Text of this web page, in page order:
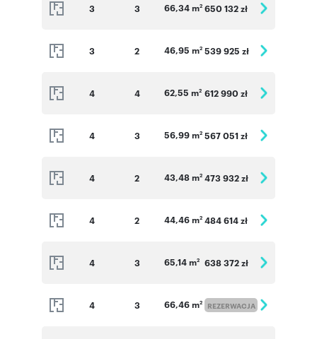
3 3 66,34 m2 650 132 zł
3 2 46,95 m2 539 925 zł
4 4 62,55 m2 612 990 zł
4 3 56,99 m2 567 051 zł
4 2 43,48 m2 473 932 zł
4 2 44,46 m2 484 614 zł
4 3 65,14 m2 638 372 zł
4 3 66,46 m2 REZERWACJA